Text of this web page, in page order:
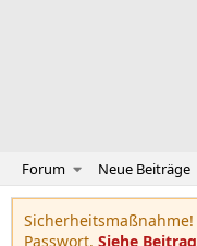
Forum Neue Beiträge
Passwort. Siehe Beitrag